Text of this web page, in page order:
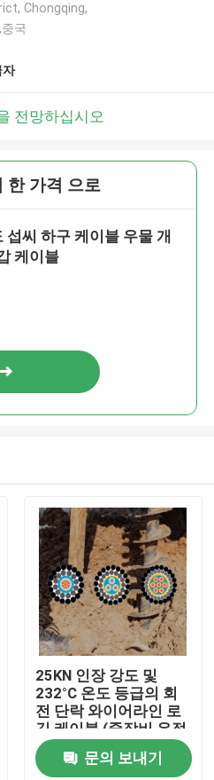
Chongqing,
국
자
전망하십시오
한 가격 으로
섭씨 하구 케이블 우물 개
케이블
25KN 인장 강도 및
232°C 온도 등급의 회
전 단락 와이어라인 로
깅 케이블 (중장비 유정
로깅용)
문의 보내기